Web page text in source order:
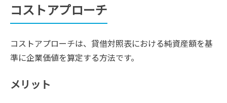
コストアプローチ
コストアプローチは、貸借対照表における純資産額を基
準に企業価値を算定する方法です。
メリット